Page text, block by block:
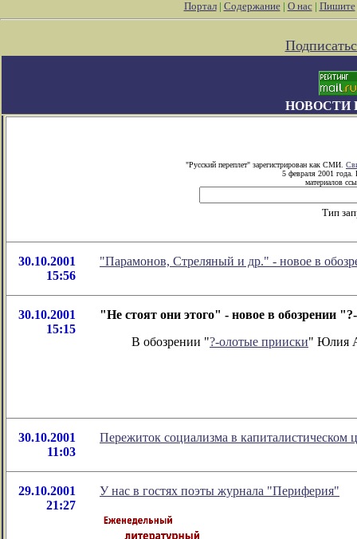
Портал| Содержание| О нас| Пишите
НОВОСТИ
"Русский переплет" зарегистрирован как СМИ.
5 февраля 2001 года.
материалов
Тип
30.10.2001
15:56
"Парамонов, Стреляный и др." - новое в
30.10.2001
15:15
"Не стоят они этого" - новое в обозрении
В обозрении "?-олотые прииски" Юлия
30.10.2001
11:03
Пережиток социализма в капиталистическом
29.10.2001
21:27
У нас в гостях поэты журнала "Периферия"